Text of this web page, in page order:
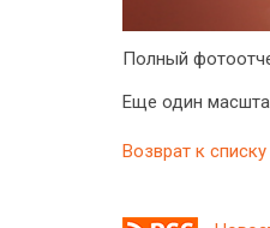
Полный
Еще один
Возврат к списку